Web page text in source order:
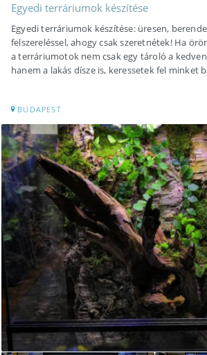
Egyedi terráriumok készítése
Egyedi terráriumok készítése: üresen,
felszereléssel, ahogy csak szeretnétek! Ha
a terráriumotok nem csak egy tároló a
hanem a lakás dísze is, keressetek fel minket
BUDAPEST